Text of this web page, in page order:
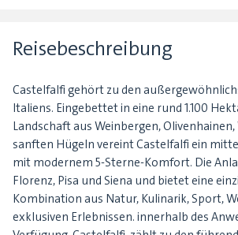
Reisebeschreibung
Castelfalfi gehört zu den
Italiens. Eingebettet in eine rund 1.100
Landschaft aus Weinbergen,
sanften Hügeln vereint Castelfalfi ein
mit modernem 5-Sterne-Komfort. Die
Florenz, Pisa und Siena und bietet eine
Kombination aus Natur, Kulinarik, Sport,
exklusiven Erlebnissen. innerhalb des